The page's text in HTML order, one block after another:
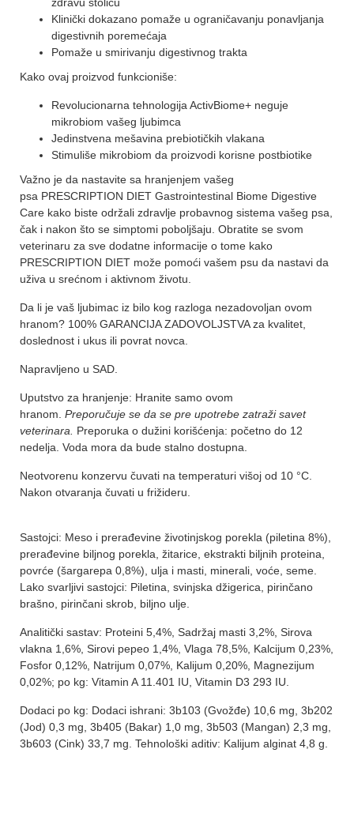
Klinički dokazano pomaže u ograničavanju ponavljanja
digestivnih poremećaja
Pomaže u smirivanju digestivnog trakta
Kako ovaj proizvod funkcioniše:
Revolucionarna tehnologija ActivBiome+ neguje
mikrobiom vašeg ljubimca
Jedinstvena mešavina prebiotičkih vlakana
Stimuliše mikrobiom da proizvodi korisne postbiotike
Važno je da nastavite sa hranjenjem vašeg
psa PRESCRIPTION DIET Gastrointestinal Biome Digestive
Care kako biste održali zdravlje probavnog sistema vašeg psa,
čak i nakon što se simptomi poboljšaju. Obratite se svom
veterinaru za sve dodatne informacije o tome kako
PRESCRIPTION DIET može pomoći vašem psu da nastavi da
uživa u srećnom i aktivnom životu.
Da li je vaš ljubimac iz bilo kog razloga nezadovoljan ovom
hranom? 100% GARANCIJA ZADOVOLJSTVA za kvalitet,
doslednost i ukus ili povrat novca.
Napravljeno u SAD.
Uputstvo za hranjenje: Hranite samo ovom
hranom. Preporučuje se da se pre upotrebe zatraži savet
veterinara.
Preporuka o dužini korišćenja: početno do 12
nedelja. Voda mora da bude stalno dostupna.
Neotvorenu konzervu čuvati na temperaturi višoj od 10 °C.
Nakon otvaranja čuvati u frižideru.
Sastojci: Meso i prerađevine životinjskog porekla (piletina 8%),
prerađevine biljnog porekla, žitarice, ekstrakti biljnih proteina,
povrće (šargarepa 0,8%), ulja i masti, minerali, voće, seme.
Lako svarljivi sastojci: Piletina, svinjska džigerica, pirinčano
brašno, pirinčani skrob, biljno ulje.
Analitički sastav: Proteini 5,4%, Sadržaj masti 3,2%, Sirova
vlakna 1,6%, Sirovi pepeo 1,4%, Vlaga 78,5%, Kalcijum 0,23%,
Fosfor 0,12%, Natrijum 0,07%, Kalijum 0,20%, Magnezijum
0,02%; po kg: Vitamin A 11.401 IU, Vitamin D3 293 IU.
Dodaci po kg: Dodaci ishrani: 3b103 (Gvožđe) 10,6 mg, 3b202
(Jod) 0,3 mg, 3b405 (Bakar) 1,0 mg, 3b503 (Mangan) 2,3 mg,
3b603 (Cink) 33,7 mg. Tehnološki aditiv: Kalijum alginat 4,8 g.